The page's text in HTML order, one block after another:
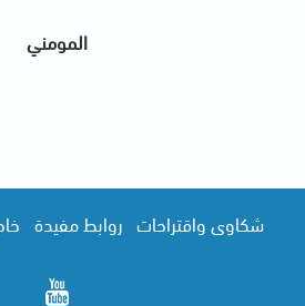
بشير
المومني
شكاوى واقتراحات روابط مفيدة